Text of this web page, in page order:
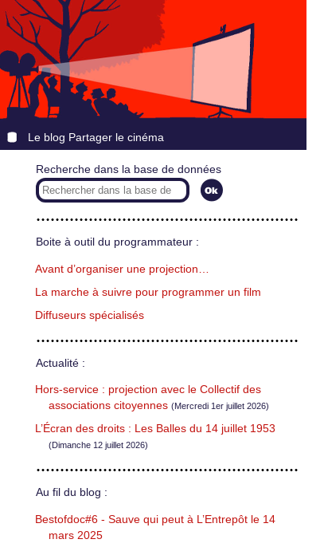
Le blog Partager le cinéma
Recherche dans la base de données
Boite à outil du programmateur :
Avant d’organiser une projection…
La marche à suivre pour programmer un film
Diffuseurs spécialisés
Actualité :
Hors-service : projection avec le Collectif des
associations citoyennes (Mercredi 1er juillet 2026)
L’Écran des droits : Les Balles du 14 juillet 1953
(Dimanche 12 juillet 2026)
Au fil du blog :
Bestofdoc#6 - Sauve qui peut à L’Entrepôt le 14
mars 2025